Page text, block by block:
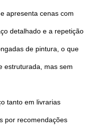
apresenta cenas com
detalhado e a repetição
de pintura, o que
estruturada, mas sem
tanto em livrarias
por recomendações